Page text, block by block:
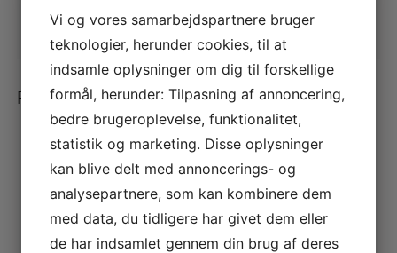
Relaterede varer
Bas Klarinet ligatur Ishimori
1.790,00–
3.000,00
Eb Klarinet ligatur Ishimori
KR. 1.595,00–
KR. 3.300,00
Vi og vores samarbejdspartnere bruger
teknologier, herunder cookies, til at
indsamle oplysninger om dig til forskellige
formål, herunder: Tilpasning af annoncering,
bedre brugeroplevelse, funktionalitet,
statistik og marketing. Disse oplysninger
kan blive delt med annoncerings- og
analysepartnere, som kan kombinere dem
med data, du tidligere har givet dem eller
de har indsamlet gennem din brug af deres